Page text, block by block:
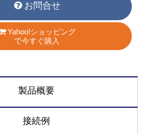
お問合せ
Yahoo!ショッピング
で今すぐ購入
製品概要
接続例